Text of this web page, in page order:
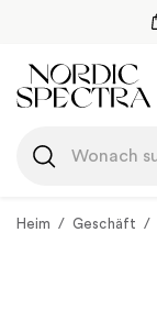
Inhalt
springen
Heim / Geschäft /